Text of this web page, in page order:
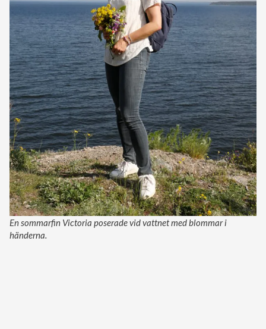
En sommarfin Victoria poserade vid vattnet med blommar i
händerna.